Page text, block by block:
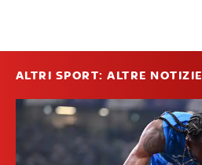
ALTRI SPORT: ALTRE NOTIZIE